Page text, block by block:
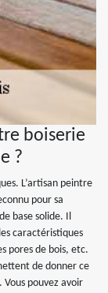
boiserie
?
L’artisan peintre
pour sa
base solide. Il
caractéristiques
pores de bois, etc.
de donner ce
pouvez avoir